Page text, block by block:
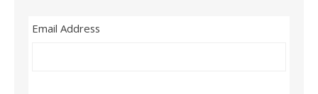
Email Address